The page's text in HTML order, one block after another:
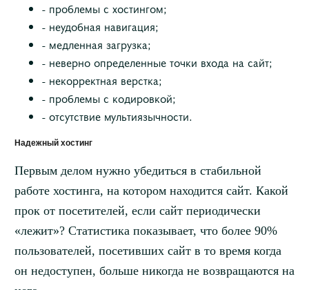
- проблемы с хостингом;
- неудобная навигация;
- медленная загрузка;
- неверно определенные точки входа на сайт;
- некорректная верстка;
- проблемы с кодировкой;
- отсутствие мультиязычности.
Надежный хостинг
Первым делом нужно убедиться в стабильной
работе хостинга, на котором находится сайт. Какой
прок от посетителей, если сайт периодически
«лежит»? Статистика показывает, что более 90%
пользователей, посетивших сайт в то время когда
он недоступен, больше никогда не возвращаются на